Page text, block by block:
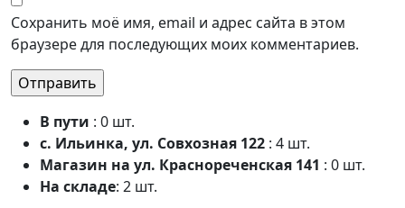
Сохранить моё имя, email и адрес сайта в этом
браузере для последующих моих комментариев.
В пути : 0 шт.
с. Ильинка, ул. Совхозная 122 : 4 шт.
Магазин на ул. Краснореченская 141 : 0 шт.
На складе: 2 шт.